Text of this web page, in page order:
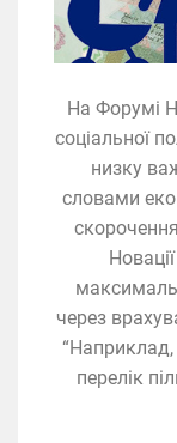
На Форумі
соціальної
низку
словами
через
перелік